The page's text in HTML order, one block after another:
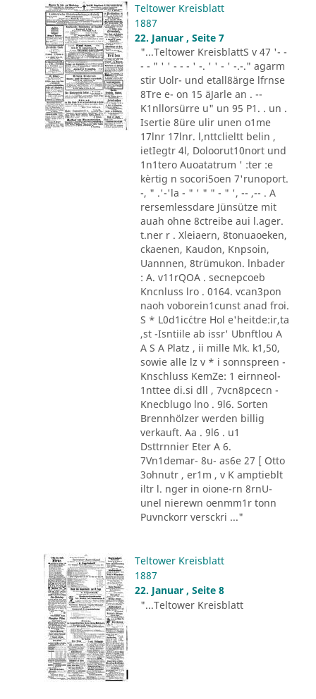
Teltower Kreisblatt
1887
22. Januar , Seite 7
"...Teltower KreisblattS v 47 '- -
- - " ' ' - - - ' -. ' ' - ' -.-." agarm
stir Uolr- und etall8ärge lfrnse
8Tre e- on 15 äJarle an . --
K1nllorsürre u" un 95 P1. . un .
Isertie 8üre ulir unen o1me
17lnr 17lnr. l,nttclieltt belin ,
ietIegtr 4l, Doloorut10nort und
1n1tero Auoatatrum ' :ter :e
kèrtig n socori5oen 7'runoport.
-, " .'-'la - " ' " " - " ', -- ,-- . A
rersemlessdare Jünsütze mit
auah ohne 8ctreibe aui l.ager.
t.ner r . Xleiaern, 8tonuaoeken,
ckaenen, Kaudon, Knpsoin,
Uannnen, 8trümukon. lnbader
: A. v11rQOA . secnepcoeb
Kncnluss lro . 0164. vcan3pon
naoh voborein1cunst anad froi.
S * L0d1ic´ctre Hol e'heitde:ir,ta
,st -Isntiile ab issr' Ubnftlou A
A S A Platz , ii mille Mk. k1,50,
sowie alle lz v * i sonnspreen -
Knschluss KemZe: 1 eirnneol-
1nttee di.si dll , 7vcn8pcecn -
Knecblugo lno . 9l6. Sorten
Brennhölzer werden billig
verkauft. Aa . 9l6 . u1
Dsttrnnier Eter A 6.
7Vn1demar- 8u- as6e 27 [ Otto
3ohnutr , er1m , v K amptieblt
iltr l. nger in oione-rn 8rnU-
unel nierewn oenmm1r tonn
Puvnckorr versckri ..."
Teltower Kreisblatt
1887
22. Januar , Seite 8
"...Teltower Kreisblatt